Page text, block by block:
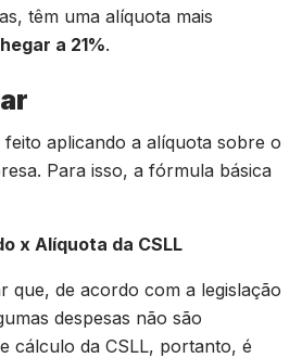
têm uma alíquota mais
a 21%.
feito aplicando a alíquota sobre o
Para isso, a fórmula básica
x Alíquota da CSLL
que, de acordo com a legislação
despesas não são
cálculo da CSLL, portanto, é